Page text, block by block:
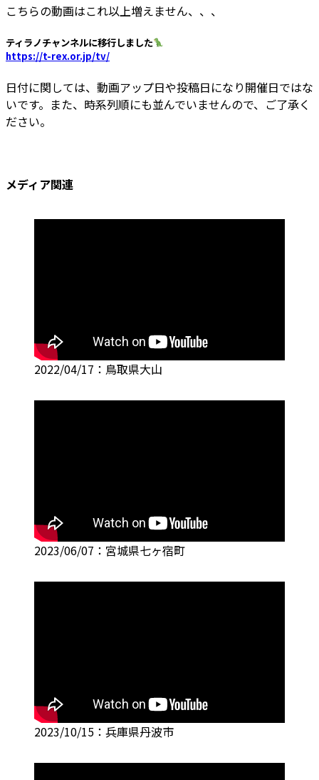
こちらの動画はこれ以上増えません、、、
ティラノチャンネルに移行しました
https://t-rex.or.jp/tv/
日付に関しては、動画アップ日や投稿日になり開催日ではな
いです。また、時系列順にも並んでいませんので、ご了承く
ださい。
メディア関連
2022/04/17：鳥取県大山
2023/06/07：宮城県七ヶ宿町
2023/10/15：兵庫県丹波市